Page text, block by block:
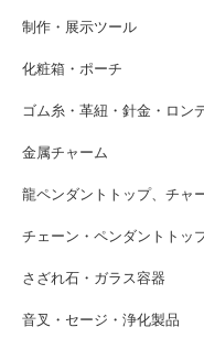
制作・展示ツール
化粧箱・ポーチ
ゴム糸・革紐・針金・ロン
金属チャーム
龍ペンダントトップ、チャ
チェーン・ペンダントトッ
さざれ石・ガラス容器
音叉・セージ・浄化製品